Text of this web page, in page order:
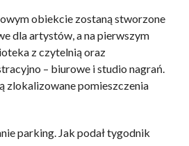
obiekcie zostaną stworzone
dla artystów, a na pierwszym
z czytelnią oraz
– biurowe i studio nagrań.
zlokalizowane pomieszczenia
parking. Jak podał tygodnik